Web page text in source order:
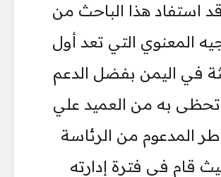
استفاد هذا الباحث من
المعنوي التي تعد أول
في اليمن بفضل الدعم
تحظى به من العميد علي
المدعوم من الرئاسة
قام في فترة إدارته